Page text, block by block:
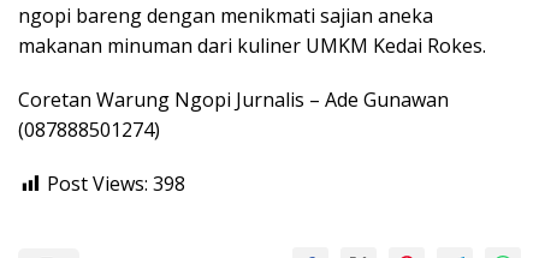
ngopi bareng dengan menikmati sajian aneka
makanan minuman dari kuliner UMKM Kedai Rokes.
Coretan Warung Ngopi Jurnalis – Ade Gunawan
(087888501274)
Post Views: 398